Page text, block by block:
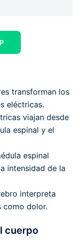
transforman los
eléctricas.
viajan desde
espinal y el
espinal
intensidad de la
interpreta
como dolor.
cuerpo